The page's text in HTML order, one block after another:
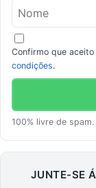
Confirmo que aceito
condições.
100% livre de spam.
JUNTE-SE